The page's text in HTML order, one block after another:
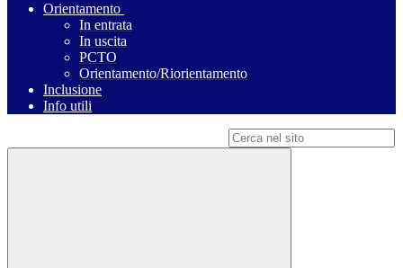
Orientamento
In entrata
In uscita
PCTO
Orientamento/Riorientamento
Inclusione
Info utili